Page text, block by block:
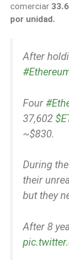
comerciar
por unidad.
After
Four
37,602
~$830.
During
their
but they
After 8